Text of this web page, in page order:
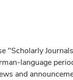
"Scholarly
language
and